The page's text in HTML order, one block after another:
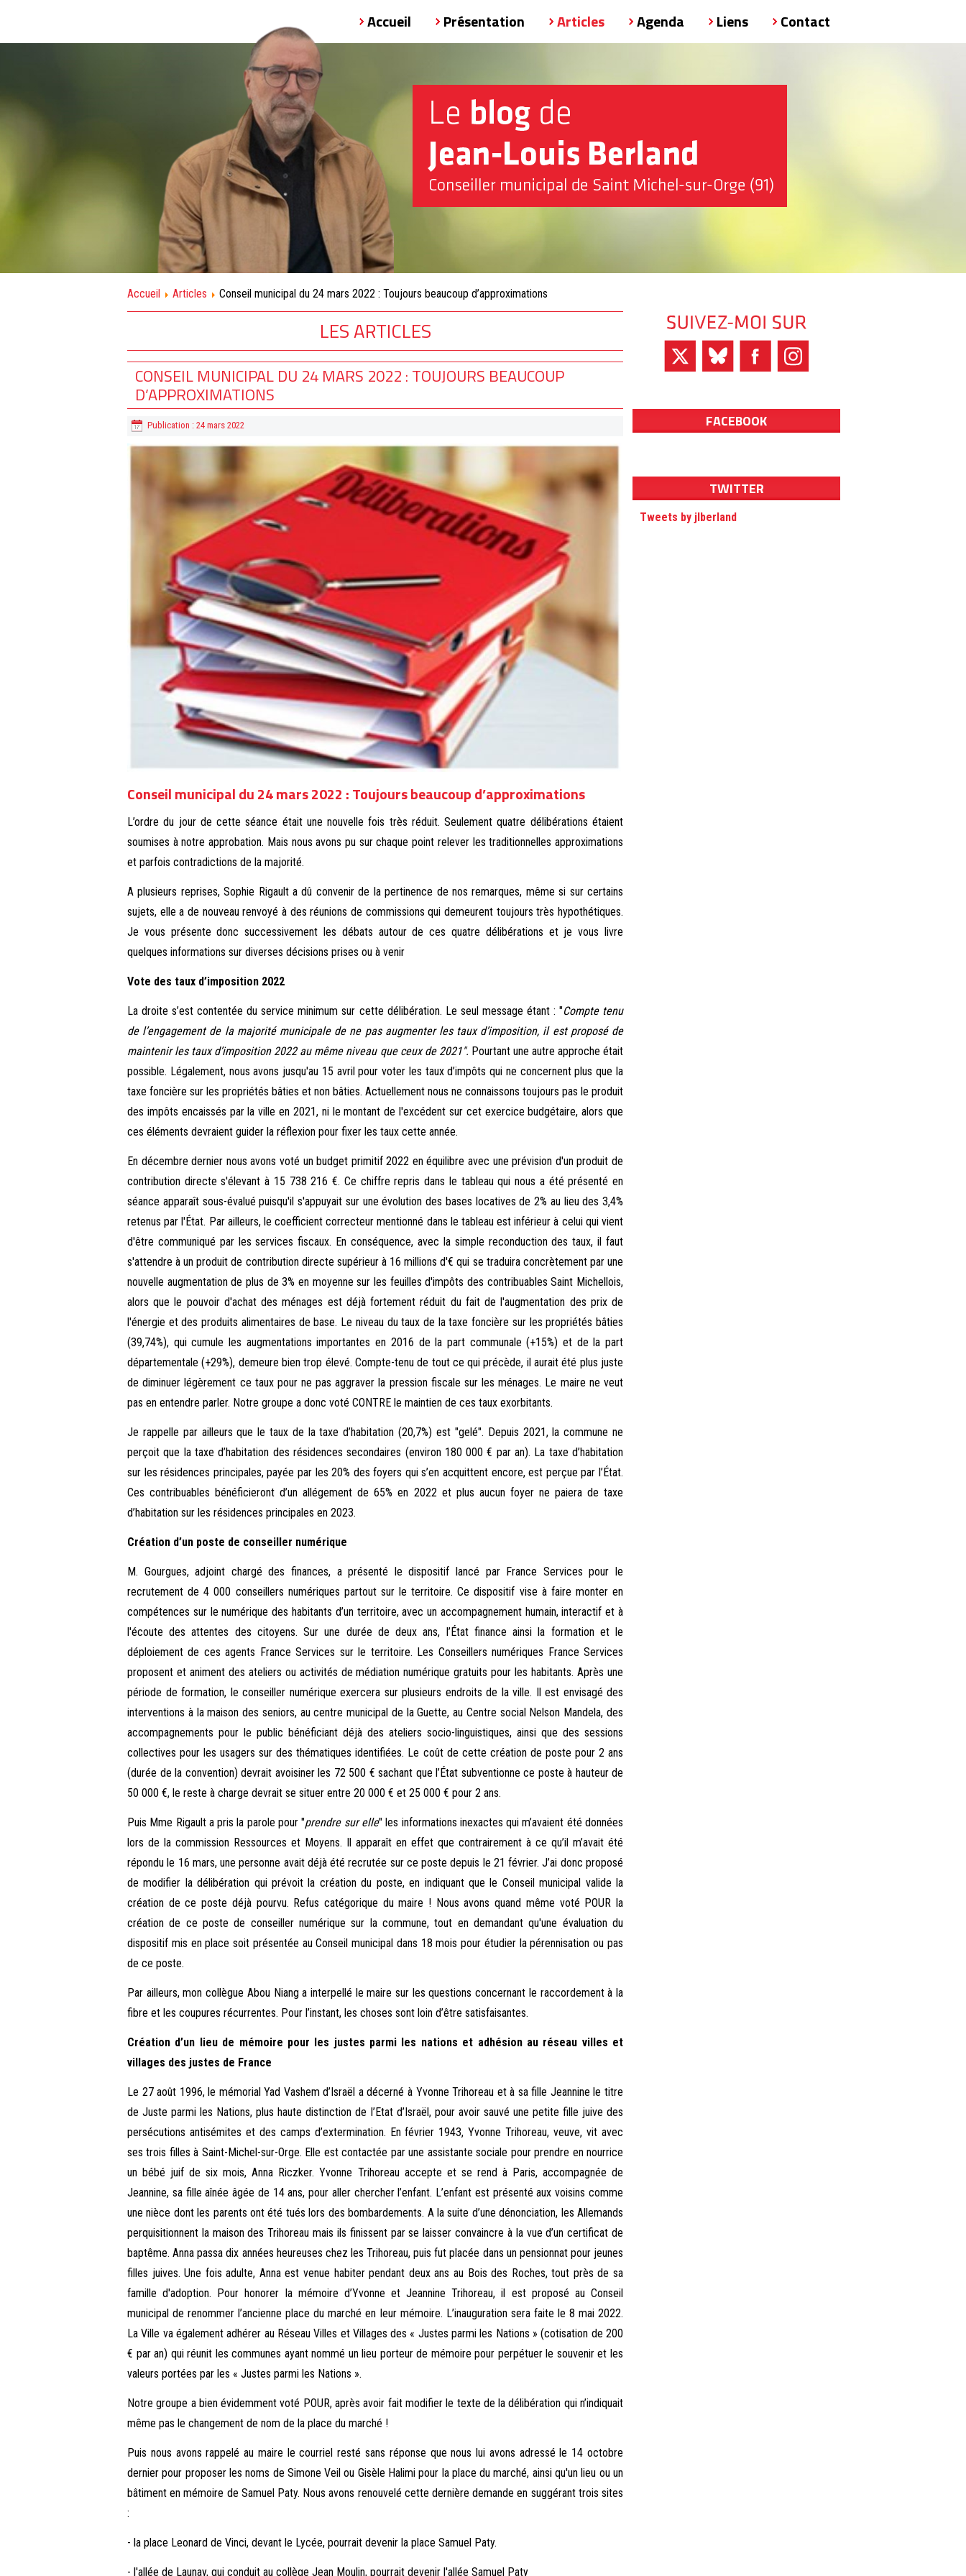
Accueil Présentation Articles Agenda Liens Contact
Accueil Articles Conseil municipal du 24 mars 2022 : Toujours beaucoup d’approximations
LES ARTICLES
CONSEIL MUNICIPAL DU 24 MARS 2022 : TOUJOURS BEAUCOUP
D’APPROXIMATIONS
Publication : 24 mars 2022
Conseil municipal du 24 mars 2022 : Toujours beaucoup d’approximations
L’ordre du jour de cette séance était une nouvelle fois très réduit. Seulement quatre délibérations étaient
soumises à notre approbation. Mais nous avons pu sur chaque point relever les traditionnelles approximations
et parfois contradictions de la majorité.
A plusieurs reprises, Sophie Rigault a dû convenir de la pertinence de nos remarques, même si sur certains
sujets, elle a de nouveau renvoyé à des réunions de commissions qui demeurent toujours très hypothétiques.
Je vous présente donc successivement les débats autour de ces quatre délibérations et je vous livre
quelques informations sur diverses décisions prises ou à venir
Vote des taux d’imposition 2022
La droite s’est contentée du service minimum sur cette délibération. Le seul message étant : "Compte tenu
de l’engagement de la majorité municipale de ne pas augmenter les taux d’imposition, il est proposé de
maintenir les taux d’imposition 2022 au même niveau que ceux de 2021". Pourtant une autre approche était
possible. Légalement, nous avons jusqu'au 15 avril pour voter les taux d’impôts qui ne concernent plus que la
taxe foncière sur les propriétés bâties et non bâties. Actuellement nous ne connaissons toujours pas le produit
des impôts encaissés par la ville en 2021, ni le montant de l'excédent sur cet exercice budgétaire, alors que
ces éléments devraient guider la réflexion pour fixer les taux cette année.
En décembre dernier nous avons voté un budget primitif 2022 en équilibre avec une prévision d'un produit de
contribution directe s'élevant à 15 738 216 €. Ce chiffre repris dans le tableau qui nous a été présenté en
séance apparaît sous-évalué puisqu'il s'appuyait sur une évolution des bases locatives de 2% au lieu des 3,4%
retenus par l'État. Par ailleurs, le coefficient correcteur mentionné dans le tableau est inférieur à celui qui vient
d'être communiqué par les services fiscaux. En conséquence, avec la simple reconduction des taux, il faut
s'attendre à un produit de contribution directe supérieur à 16 millions d'€ qui se traduira concrètement par une
nouvelle augmentation de plus de 3% en moyenne sur les feuilles d'impôts des contribuables Saint Michellois,
alors que le pouvoir d'achat des ménages est déjà fortement réduit du fait de l'augmentation des prix de
l'énergie et des produits alimentaires de base. Le niveau du taux de la taxe foncière sur les propriétés bâties
(39,74%), qui cumule les augmentations importantes en 2016 de la part communale (+15%) et de la part
départementale (+29%), demeure bien trop élevé. Compte-tenu de tout ce qui précède, il aurait été plus juste
de diminuer légèrement ce taux pour ne pas aggraver la pression fiscale sur les ménages. Le maire ne veut
pas en entendre parler. Notre groupe a donc voté CONTRE le maintien de ces taux exorbitants.
Je rappelle par ailleurs que le taux de la taxe d’habitation (20,7%) est "gelé". Depuis 2021, la commune ne
perçoit que la taxe d’habitation des résidences secondaires (environ 180 000 € par an). La taxe d’habitation
sur les résidences principales, payée par les 20% des foyers qui s’en acquittent encore, est perçue par l’État.
Ces contribuables bénéficieront d’un allégement de 65% en 2022 et plus aucun foyer ne paiera de taxe
d’habitation sur les résidences principales en 2023.
Création d’un poste de conseiller numérique
M. Gourgues, adjoint chargé des finances, a présenté le dispositif lancé par France Services pour le
recrutement de 4 000 conseillers numériques partout sur le territoire. Ce dispositif vise à faire monter en
compétences sur le numérique des habitants d’un territoire, avec un accompagnement humain, interactif et à
l'écoute des attentes des citoyens. Sur une durée de deux ans, l’État finance ainsi la formation et le
déploiement de ces agents France Services sur le territoire. Les Conseillers numériques France Services
proposent et animent des ateliers ou activités de médiation numérique gratuits pour les habitants. Après une
période de formation, le conseiller numérique exercera sur plusieurs endroits de la ville. Il est envisagé des
interventions à la maison des seniors, au centre municipal de la Guette, au Centre social Nelson Mandela, des
accompagnements pour le public bénéficiant déjà des ateliers socio-linguistiques, ainsi que des sessions
collectives pour les usagers sur des thématiques identifiées. Le coût de cette création de poste pour 2 ans
(durée de la convention) devrait avoisiner les 72 500 € sachant que l’État subventionne ce poste à hauteur de
50 000 €, le reste à charge devrait se situer entre 20 000 € et 25 000 € pour 2 ans.
Puis Mme Rigault a pris la parole pour "prendre sur elle" les informations inexactes qui m’avaient été données
lors de la commission Ressources et Moyens. Il apparaît en effet que contrairement à ce qu’il m’avait été
répondu le 16 mars, une personne avait déjà été recrutée sur ce poste depuis le 21 février. J’ai donc proposé
de modifier la délibération qui prévoit la création du poste, en indiquant que le Conseil municipal valide la
création de ce poste déjà pourvu. Refus catégorique du maire ! Nous avons quand même voté POUR la
création de ce poste de conseiller numérique sur la commune, tout en demandant qu'une évaluation du
dispositif mis en place soit présentée au Conseil municipal dans 18 mois pour étudier la pérennisation ou pas
de ce poste.
Par ailleurs, mon collègue Abou Niang a interpellé le maire sur les questions concernant le raccordement à la
fibre et les coupures récurrentes. Pour l’instant, les choses sont loin d’être satisfaisantes.
Création d’un lieu de mémoire pour les justes parmi les nations et adhésion au réseau villes et
villages des justes de France
Le 27 août 1996, le mémorial Yad Vashem d’Israël a décerné à Yvonne Trihoreau et à sa fille Jeannine le titre
de Juste parmi les Nations, plus haute distinction de l’Etat d’Israël, pour avoir sauvé une petite fille juive des
persécutions antisémites et des camps d’extermination. En février 1943, Yvonne Trihoreau, veuve, vit avec
ses trois filles à Saint-Michel-sur-Orge. Elle est contactée par une assistante sociale pour prendre en nourrice
un bébé juif de six mois, Anna Riczker. Yvonne Trihoreau accepte et se rend à Paris, accompagnée de
Jeannine, sa fille aînée âgée de 14 ans, pour aller chercher l’enfant. L’enfant est présenté aux voisins comme
une nièce dont les parents ont été tués lors des bombardements. A la suite d’une dénonciation, les Allemands
perquisitionnent la maison des Trihoreau mais ils finissent par se laisser convaincre à la vue d’un certificat de
baptême. Anna passa dix années heureuses chez les Trihoreau, puis fut placée dans un pensionnat pour jeunes
filles juives. Une fois adulte, Anna est venue habiter pendant deux ans au Bois des Roches, tout près de sa
famille d'adoption. Pour honorer la mémoire d’Yvonne et Jeannine Trihoreau, il est proposé au Conseil
municipal de renommer l’ancienne place du marché en leur mémoire. L’inauguration sera faite le 8 mai 2022.
La Ville va également adhérer au Réseau Villes et Villages des « Justes parmi les Nations » (cotisation de 200
€ par an) qui réunit les communes ayant nommé un lieu porteur de mémoire pour perpétuer le souvenir et les
valeurs portées par les « Justes parmi les Nations ».
Notre groupe a bien évidemment voté POUR, après avoir fait modifier le texte de la délibération qui n’indiquait
même pas le changement de nom de la place du marché !
Puis nous avons rappelé au maire le courriel resté sans réponse que nous lui avons adressé le 14 octobre
dernier pour proposer les noms de Simone Veil ou Gisèle Halimi pour la place du marché, ainsi qu'un lieu ou un
bâtiment en mémoire de Samuel Paty. Nous avons renouvelé cette dernière demande en suggérant trois sites
:
- la place Leonard de Vinci, devant le Lycée, pourrait devenir la place Samuel Paty.
- l'allée de Launay, qui conduit au collège Jean Moulin, pourrait devenir l'allée Samuel Paty
FACEBOOK
TWITTER
Tweets by jlberland